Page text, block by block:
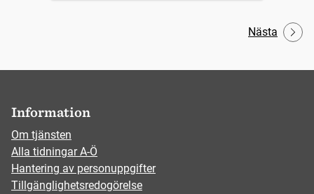
Nästa
Information
Om tjänsten
Alla tidningar A-Ö
Hantering av personuppgifter
Tillgänglighetsredogörelse